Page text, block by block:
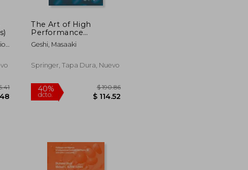
$ 397.31
$ 218.52
The Art of High
Performance
Computing for
Computational
Advanced Techniques
Inglés)
Geshi, Masaaki
Springer, Tapa Dura, Nuevo